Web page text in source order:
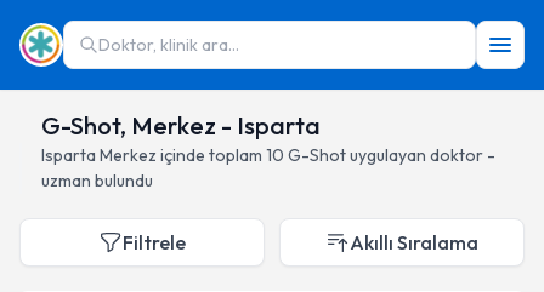
Doktor, klinik ara...
G-Shot, Merkez - Isparta
Isparta Merkez içinde toplam 10 G-Shotuygulayan doktor -
uzman bulundu
Filtrele Akıllı Sıralama